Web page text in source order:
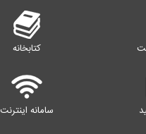
کتابخانه
سامانه اینترنت